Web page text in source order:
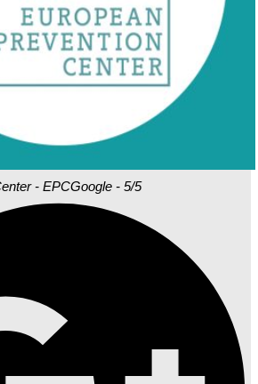
- EPCGoogle - 5/5